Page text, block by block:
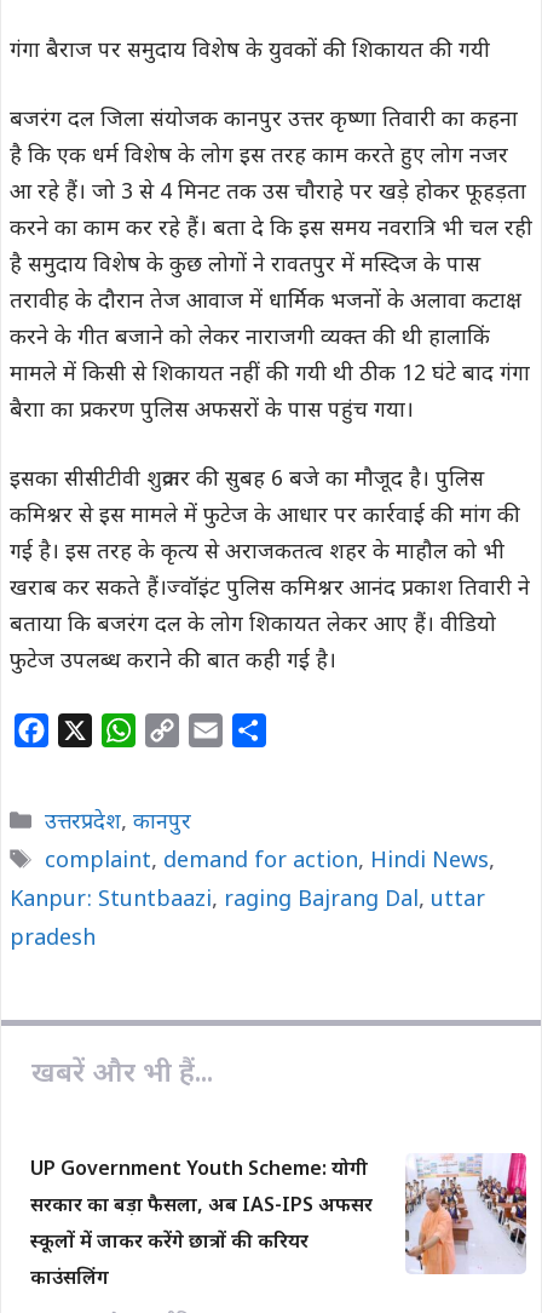
गंगा बैराज पर समुदाय विशेष के युवकों की शिकायत की गयी
बजरंग दल जिला संयोजक कानपुर उत्तर कृष्णा तिवारी का कहना
है कि एक धर्म विशेष के लोग इस तरह काम करते हुए लोग नजर
आ रहे हैं। जो 3 से 4 मिनट तक उस चौराहे पर खड़े होकर फूहड़ता
करने का काम कर रहे हैं। बता दे कि इस समय नवरात्रि भी चल रही
है समुदाय विशेष के कुछ लोगों ने रावतपुर में मस्दिज के पास
तरावीह के दौरान तेज आवाज में धार्मिक भजनों के अलावा कटाक्ष
करने के गीत बजाने को लेकर नाराजगी व्यक्त की थी हालाकिं
मामले में किसी से शिकायत नहीं की गयी थी ठीक 12 घंटे बाद गंगा
बैराा का प्रकरण पुलिस अफसरों के पास पहुंच गया।
इसका सीसीटीवी शुक्रवार की सुबह 6 बजे का मौजूद है। पुलिस
कमिश्नर से इस मामले में फुटेज के आधार पर कार्रवाई की मांग की
गई है। इस तरह के कृत्य से अराजकतत्व शहर के माहौल को भी
खराब कर सकते हैं।ज्वॉइंट पुलिस कमिश्नर आनंद प्रकाश तिवारी ने
बताया कि बजरंग दल के लोग शिकायत लेकर आए हैं। वीडियो
फुटेज उपलब्ध कराने की बात कही गई है।
e
b
o
o
W
t
s
A
y
L
i
l
e
Categories
उत्तरप्रदेश, कानपुर
Tags
complaint, demand for action, Hindi News,
Kanpur: Stuntbaazi, raging Bajrang Dal, uttar
pradesh
खबरें और भी हैं...
UP Government Youth Scheme: योगी
सरकार का बड़ा फैसला, अब IAS-IPS अफसर
स्कूलों में जाकर करेंगे छात्रों की करियर
काउंसलिंग